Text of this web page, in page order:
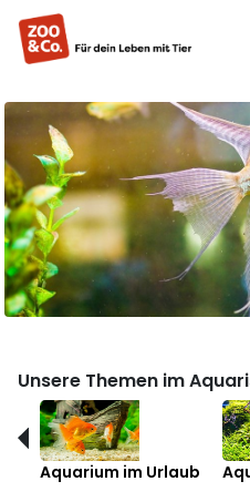
Unsere Themen im
Aquarium im Urlaub